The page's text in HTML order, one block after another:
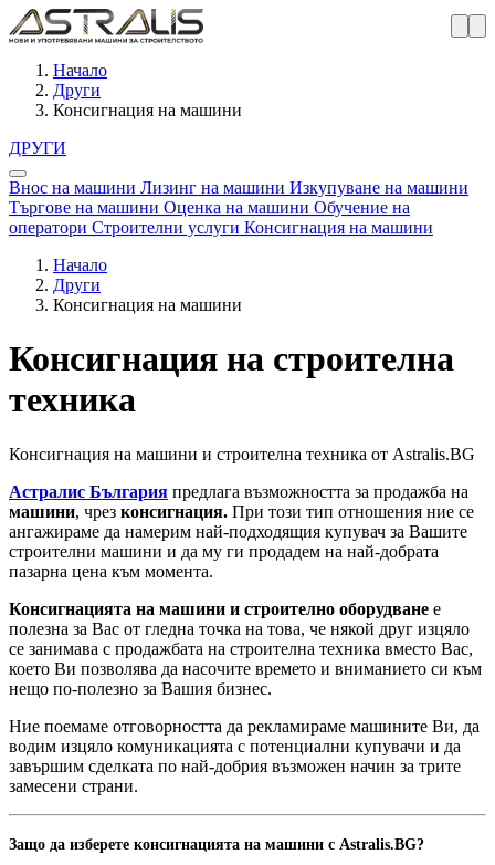
Начало
Други
Консигнация на машини
ДРУГИ
Внос на машини Лизинг на машини Изкупуване на машини
Търгове на машини Оценка на машини Обучение на
оператори Строителни услуги Консигнация на машини
Начало
Други
Консигнация на машини
Консигнация на строителна
техника
Консигнация на машини и строителна техника от Astralis.BG
Астралис България предлага възможността за продажба на
машини, чрез консигнация. При този тип отношения ние се
ангажираме да намерим най-подходящия купувач за Вашите
строителни машини и да му ги продадем на най-добрата
пазарна цена към момента.
Консигнацията на машини и строително оборудване е
полезна за Вас от гледна точка на това, че някой друг изцяло
се занимава с продажбата на строителна техника вместо Вас,
което Ви позволява да насочите времето и вниманието си към
нещо по-полезно за Вашия бизнес.
Ние поемаме отговорността да рекламираме машините Ви, да
водим изцяло комуникацията с потенциални купувачи и да
завършим сделката по най-добрия възможен начин за трите
замесени страни.
Защо да изберете консигнацията на машини с Astralis.BG?